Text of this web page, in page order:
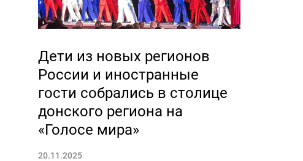
Дети из новых регионов
России и иностранные
гости собрались в столице
донского региона на
«Голосе мира»
20.11.2025